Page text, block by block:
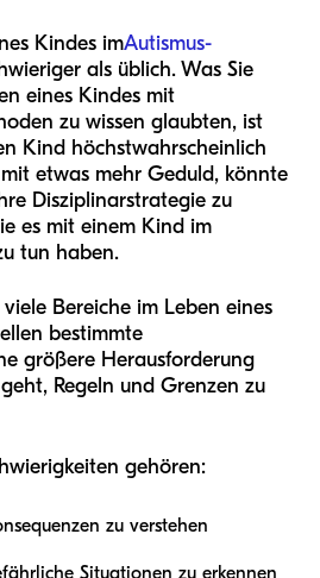
Kindes imAutismus-
als üblich. Was Sie
eines Kindes mit
zu wissen glaubten, ist
Kind höchstwahrscheinlich
etwas mehr Geduld, könnte
Disziplinarstrategie zu
es mit einem Kind im
tun haben.
Bereiche im Leben eines
bestimmte
größere Herausforderung
Regeln und Grenzen zu
gehören:
zu verstehen
Situationen zu erkennen